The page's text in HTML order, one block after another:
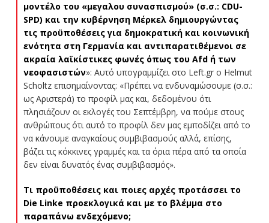
μοντέλο του «μεγαλου συνασπισμού» (σ.σ.: CDU-
SPD) και την κυβέρνηση Μέρκελ δημιουργώντας
τις προϋποθέσεις για δημοκρατική και κοινωνική
ενότητα στη Γερμανία και αντιπαρατιθέμενoι σε
ακραία λαϊκίστικες φωνές όπως του Afd ή των
νεοφασιστών»: Αυτό υπογραμμίζει στο Left.gr ο Helmut
Scholtz επισημαίνοντας: «Πρέπει να ενδυναμώσουμε (σ.σ.:
ως Αριστερά) το προφίλ μας και, δεδομένου ότι
πλησιάζουν οι εκλογές του Σεπτέμβρη, να πούμε στους
ανθρώπους ότι αυτό το προφίλ δεν μας εμποδίζει από το
να κάνουμε αναγκαίους συμβιβασμούς αλλά, επίσης,
βάζει τις κόκκινες γραμμές και τα όρια πέρα από τα οποία
δεν είναι δυνατός ένας συμβιβασμός».
Τι προϋποθέσεις και ποιες αρχές προτάσσει το
Die Linke προεκλογικά και με το βλέμμα στο
παραπάνω ενδεχόμενο;